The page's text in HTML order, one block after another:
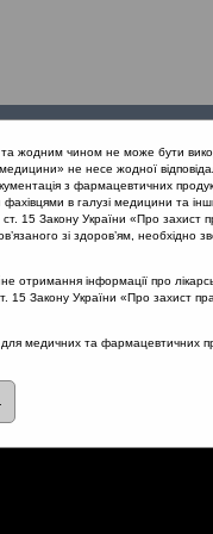
проекту
медицини (Одеса)
жодним чином не може бути
не несе жодної
з фармацевтичних
в галузі медицини та
15 Закону України «Про захист
зі здоров’ям, необхідно
інформації про
15 Закону України «Про захист
медичних та фармацевтичних